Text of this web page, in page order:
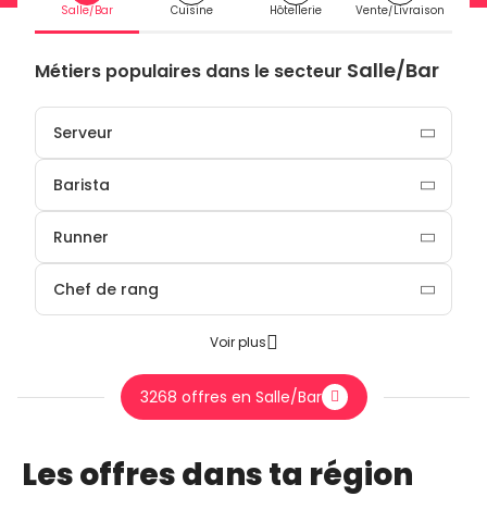
Salle/Bar Cuisine Hôtellerie Vente/Livraison
Métiers populaires dans le secteur Salle/Bar
Serveur
Barista
Runner
Chef de rang
Voir plus
3268 offres en Salle/Bar
Les offres dans ta région